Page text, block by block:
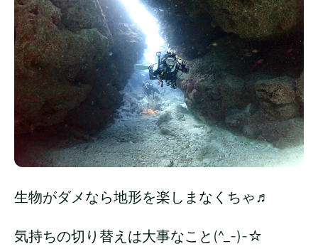
生物がダメなら地形を楽しまなくちゃ♬
気持ちの切り替えは大事なこと(^_-)-☆